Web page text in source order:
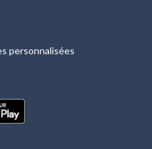
personnalisées